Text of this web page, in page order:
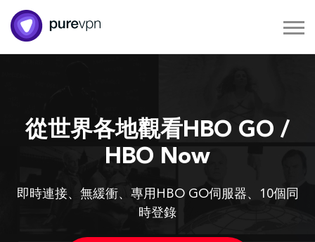
從世界各地觀看HBO GO /
HBO Now
即時連接、無緩衝、專用HBO GO伺服器、10個同
時登錄